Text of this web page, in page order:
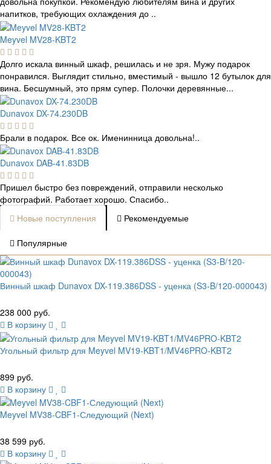
напитков, требующих охлаждения до ..
Meyvel MV28-KBT2
Долго искала винный шкаф, решилась и не зря. Мужу подарок
понравился. Выглядит стильно, вместимый - вышло 12 бутылок для
вина. Бесшумный, это прям супер. Полочки деревянные...
Dunavox DX-74.230DB
Брали в подарок. Все ок. Именинница довольна!..
Dunavox DAB-41.83DB
Пришел быстро без повреждений, отправили несколько
фотографий. Работает хорошо. Спасибо..
Новые поступления
Рекомендуемые
Популярные
Винный шкаф Dunavox DX-119.386DSS - уценка (S3-B/120-000043)
238 000 руб.
В корзину
Угольный фильтр для Meyvel MV19-KBT1/MV46PRO-KBT2
899 руб.
В корзину
Meyvel MV38-CBF1-Следующий (Next)
38 599 руб.
В корзину